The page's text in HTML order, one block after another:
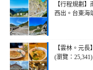
【行程規劃
西出。台東海
【雲林。元
(瀏覽：25,341)